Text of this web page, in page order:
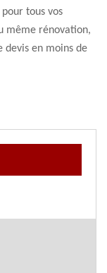
tous vos
même rénovation,
devis en moins de